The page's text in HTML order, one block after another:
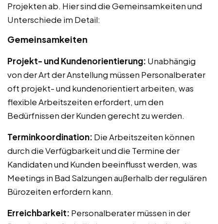
Projekten ab. Hier sind die Gemeinsamkeiten und
Unterschiede im Detail:
Gemeinsamkeiten
Projekt- und Kundenorientierung: Unabhängig
von der Art der Anstellung müssen Personalberater
oft projekt- und kundenorientiert arbeiten, was
flexible Arbeitszeiten erfordert, um den
Bedürfnissen der Kunden gerecht zu werden.
Terminkoordination: Die Arbeitszeiten können
durch die Verfügbarkeit und die Termine der
Kandidaten und Kunden beeinflusst werden, was
Meetings in Bad Salzungen außerhalb der regulären
Bürozeiten erfordern kann.
Erreichbarkeit: Personalberater müssen in der